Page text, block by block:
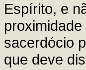
Espírito, e
sacerdócio
que deve